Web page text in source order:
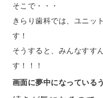
そこで・・・
きらり歯科では、ユニッ
す！
そうすると、みんなすす
す！！！
画面に夢中になっている